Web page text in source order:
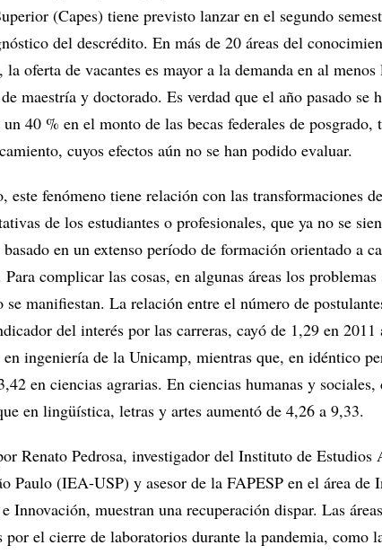
(Capes) tiene previsto lanzar en el segundo
del descrédito. En más de 20 áreas del
la oferta de vacantes es mayor a la demanda en al menos
maestría y doctorado. Es verdad que el año pasado se
40 % en el monto de las becas federales de posgrado,
cuyos efectos aún no se han podido evaluar.
fenómeno tiene relación con las transformaciones
de los estudiantes o profesionales, que ya no se
en un extenso período de formación orientado a
complicar las cosas, en algunas áreas los problemas
se manifiestan. La relación entre el número de
del interés por las carreras, cayó de 1,29 en 2011
ingeniería de la Unicamp, mientras que, en idéntico
en ciencias agrarias. En ciencias humanas y sociales,
en lingüística, letras y artes aumentó de 4,26 a 9,33.
Renato Pedrosa, investigador del Instituto de Estudios
Paulo (IEA-USP) y asesor de la FAPESP en el área de
Innovación, muestran una recuperación dispar. Las
por el cierre de laboratorios durante la pandemia, como